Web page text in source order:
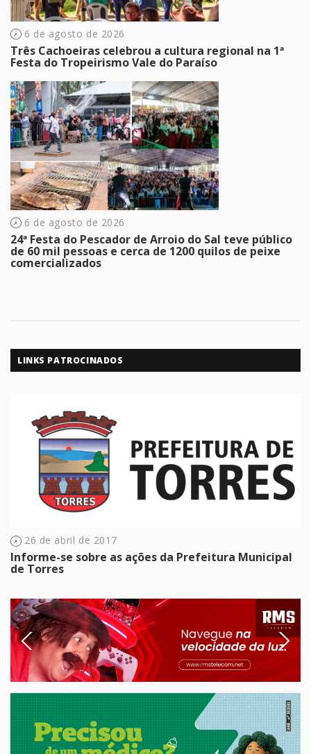
6 de agosto de 2026
Três Cachoeiras celebrou a cultura regional na 1ª
Festa do Tropeirismo Vale do Paraíso
6 de agosto de 2026
24ª Festa do Pescador de Arroio do Sal teve público
de 60 mil pessoas e cerca de 1200 quilos de peixe
comercializados
LINKS PATROCINADOS
26 de abril de 2017
Informe-se sobre as ações da Prefeitura Municipal
de Torres
Previous Next